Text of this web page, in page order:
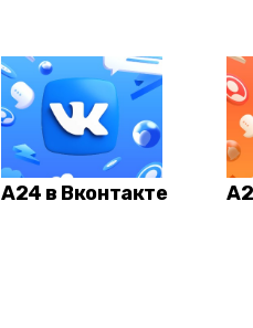
А24 в Вконтакте